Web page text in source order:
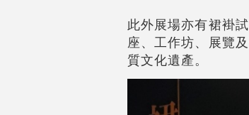
此外展場亦有裙褂
座、工作坊、展覽
質文化遺產。